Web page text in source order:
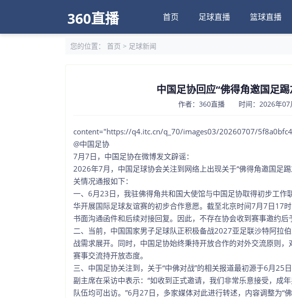
360直播 首页 足球直播 篮球直播
您的位置： 首页 > 足球新闻
中国足协回应“佛得角邀国足
作者：360直播 时间：2026年07
content="https://q4.itc.cn/q_70/images03/20260707/
@中国足协
7月7日，中国足协在微博发文辟谣：
2026年7月，中国足球协会关注到网络上出现关于“佛得角邀国足
关情况通报如下：
一、6月23日，我驻佛得角共和国大使馆与中国足协取得初步工作
华开展国际足球友谊赛的初步合作意愿。截至北京时间7月7日17
书面沟通函件和后续对接回复。因此，不存在协会收到赛事邀约后
二、当前，中国国家男子足球队正积极备战2027亚足联沙特阿拉
战需求展开。同时，中国足协始终秉持开放合作的对外交流原则
赛事交流持开放态度。
三、中国足协关注到，关于“中佛对战”的相关报道最初源于6月25
副主席在采访中表示：“如收到正式邀请，我们非常乐意接受，成
队伍均可出访。”6月27日，多家媒体对此进行转述，内容调整为“